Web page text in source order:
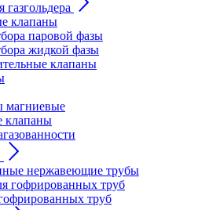
клапаны
паровой фазы
жидкой фазы
клапаны
магниевые
клапаны
нержавеющие трубы
гофрированных труб
труб